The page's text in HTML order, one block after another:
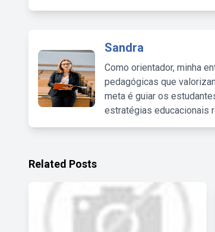
Sandra
Como orientador, minha
pedagógicas que
meta é guiar os
estratégias educacionais
Related Posts